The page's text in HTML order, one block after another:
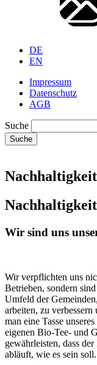
DE
EN
Impressum
Datenschutz
AGB
Suche
Suche
Nachhaltigkeit
Wir sind uns
Wir verpflichten uns
Betrieben, sondern
Umfeld der
arbeiten, zu
man eine Tasse
eigenen Bio-Tee- und
gewährleisten, dass
abläuft, wie es sein soll.